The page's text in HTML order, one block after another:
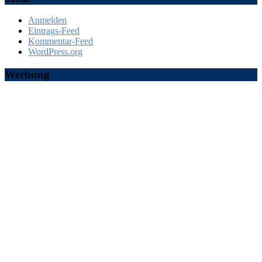
Anmelden
Eintrags-Feed
Kommentar-Feed
WordPress.org
Werbung